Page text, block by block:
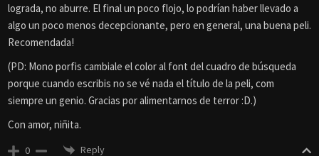
lograda, no aburre. El final un poco flojo, lo podrían haber llevado a
algo un poco menos decepcionante, pero en general, una buena peli.
Recomendada!
(PD: Mono porfis cambiale el color al font del cuadro de búsqueda
porque cuando escribis no se vé nada el título de la peli, com
siempre un genio. Gracias por alimentarnos de terror :D.)
Con amor, niñita.
0 Reply